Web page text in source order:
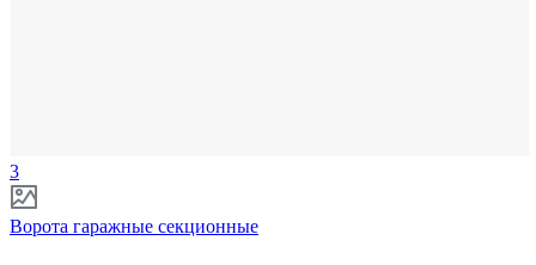
3
Ворота гаражные секционные